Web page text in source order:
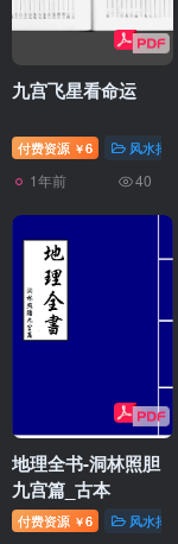
九宫飞星看命运
付费资源 ￥6 风水择日
1年前 40
地理全书-洞林照胆
九宫篇_古本
付费资源 ￥6 风水择日